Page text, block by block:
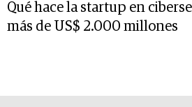
Qué hace la startup en
más de US$ 2.000 millones